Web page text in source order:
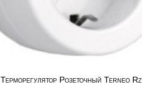
Терморегулятор Розеточный Terneo Rz